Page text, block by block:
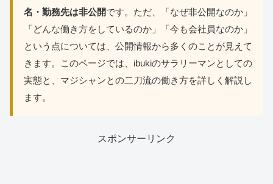
名・勤務先は非公開です。ただ、「なぜ非公開なのか」
「どんな働き方をしているのか」「今も会社員なのか」
という点については、公開情報から多くのことが見えて
きます。このページでは、ibukiのサラリーマンとしての
実態と、マジシャンとの二刀流の働き方を詳しく解説し
ます。
スポンサーリンク